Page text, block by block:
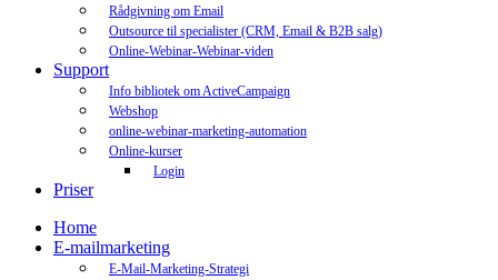
Rådgivning om Email
Outsource til specialister (CRM, Email & B2B salg)
Online-Webinar-Webinar-viden
Support
Info bibliotek om ActiveCampaign
Webshop
online-webinar-marketing-automation
Online-kurser
Login
Priser
Home
E-mailmarketing
E-Mail-Marketing-Strategi